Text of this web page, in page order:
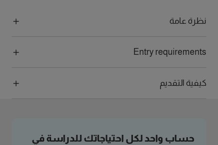
نظرة عامة
Entry requirements
كيفية التقديم
حساب واحد لكل احتياجاتك للدراسة في